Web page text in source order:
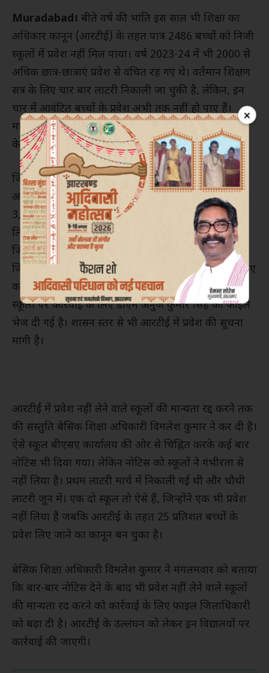
×
Muradabad। बीते वर्ष की भांति इस साल भी शिक्षा का
अधिकार कानून (आरटीई) के तहत पात्र 2486 बच्चों को निजी
स्कूलों में प्रवेश नहीं मिल पाया। वर्ष 2023-24 में भी 2000 से
अधिक छात्र-छात्राएं प्रवेश से वंचित रह गए थे। वर्तमान शिक्षण
सत्र के लिए चार बार लाटरी निकाली जा चुकी है, लेकिन, इन
चार में आवंटित बच्चों के प्रवेश अभी तक नहीं हो पाए हैं।
मामले में जिलाधिकारी ने प्रवेश न लेने वाले स्कूलों पर कार्रवाई
के लिए फाइल अपने पास मंगवा ली हैं।
जिले में पब्लिक स्कूलों की मनमानी के चलते लाटरी में नाम में
आवंटित 5,912 में से 2,486 दाखिले नहीं हुए हैं। अभी तक
3,426 प्रवेश ही हुए हैं। आरटीई के तहत बच्चों के दाखिले के
लिए परिजनों ने बेसिक शिक्षा अधिकारी कार्यालय से लेकर
जिलाधिकारी के कार्यालय तक की कुंडी खटखटाई थी।
जिलाधिकारी के निर्देश पर अभिभावकों की समस्या पर बीएसए
कार्यालय ने अब गंभीर रुख अपना लिया है। प्रवेश न लेने वाले
स्कूलों पर कार्रवाई के लिए डीएम अनुज कुमार सिंह को फाइल
भेज दी गई है। शासन स्तर से भी आरटीई में प्रवेश की सूचना
मांगी है।
आरटीई में प्रवेश नहीं लेने वाले स्कूलों की मान्यता रद्द करने तक
की संस्तुति बेसिक शिक्षा अधिकारी विमलेश कुमार ने कर दी है।
ऐसे स्कूल बीएसए कार्यालय की ओर से चिह्नित करके कई बार
नोटिस भी दिया गया। लेकिन नोटिस को स्कूलों ने गंभीरता से
नहीं लिया है। प्रथम लाटरी मार्च में निकाली गई थी और चौथी
लाटरी जून में। एक दो स्कूल तो ऐसे हैं, जिन्होंने एक भी प्रवेश
नहीं लिया है जबकि आरटीई के तहत 25 प्रतिशत बच्चों के
प्रवेश लिए जाने का कानून बन चुका है।
बेसिक शिक्षा अधिकारी विमलेश कुमार ने मंगलमवार को बताया
कि बार-बार नोटिस देने के बाद भी प्रवेश नहीं लेने वाले स्कूलों
की मान्यता रद करने को कार्रवाई के लिए फाइल जिलाधिकारी
को बढ़ा दी है। आरटीई के उल्लंघन को लेकर इन विद्यालयों पर
कार्रवाई की जाएगी।